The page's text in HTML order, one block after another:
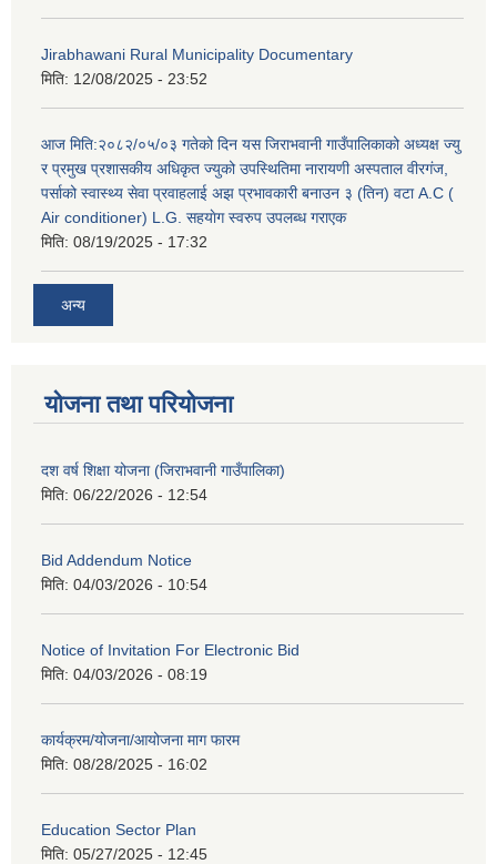
Jirabhawani Rural Municipality Documentary
मिति: 12/08/2025 - 23:52
आज मिति:२०८२/०५/०३ गतेको दिन यस जिराभवानी गाउँपालिकाको अध्यक्ष ज्यु
र प्रमुख प्रशासकीय अधिकृत ज्युको उपस्थितिमा नारायणी अस्पताल वीरगंज,
पर्साको स्वास्थ्य सेवा प्रवाहलाई अझ प्रभावकारी बनाउन ३ (तिन) वटा A.C (
Air conditioner) L.G. सहयाेग स्वरुप उपलब्ध गराएक
मिति: 08/19/2025 - 17:32
अन्य
योजना तथा परियोजना
दश वर्ष शिक्षा योजना (जिराभवानी गाउँपालिका)
मिति: 06/22/2026 - 12:54
Bid Addendum Notice
मिति: 04/03/2026 - 10:54
Notice of Invitation For Electronic Bid
मिति: 04/03/2026 - 08:19
कार्यक्रम/योजना/आयोजना माग फारम
मिति: 08/28/2025 - 16:02
Education Sector Plan
मिति: 05/27/2025 - 12:45